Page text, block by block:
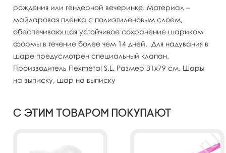
рождения или гендерной вечеринке. Материал –
майларовая пленка с полиэтиленовым слоем,
обеспечивающая устойчивое сохранение шариком
формы в течение более чем 14 дней. Для надувания в
шаре предусмотрен специальный клапан.
Производитель Flexmetal S.L. Размер 31х79 см. Шары
на выписку, шар на выписку
С этим товаром покупают